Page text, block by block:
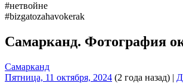
#нетвойне
#bizgatozahavokerak
Самарканд. Фотография
Самарканд
Пятница, 11 октября, 2024 (2 года назад) |